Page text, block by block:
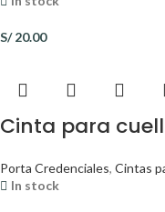
S/20.00
Cinta para
Porta Credenciales, Cintas
In stock